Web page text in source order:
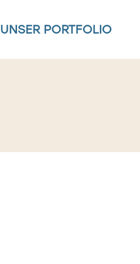
UNSER PORTFOLIO